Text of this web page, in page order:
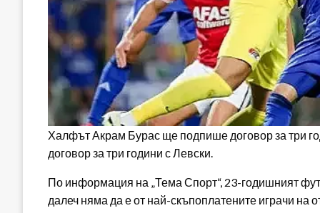
Халфът Акрам Бурас ще подпише договор за три
договор за три години с Левски.
По информация на „Тема Спорт“, 23-годишният
далеч няма да е от най-скъпоплатените играчи на